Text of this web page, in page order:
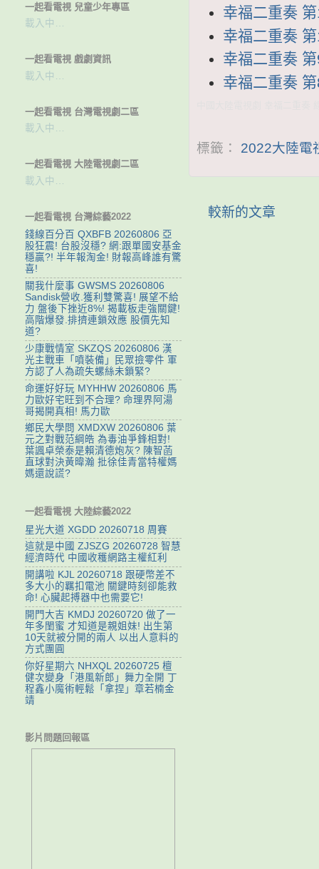
幸福二重奏
幸福二重奏
幸福二重奏
幸福二重奏
標籤： 2022大陸電
較新的文章
一起看電視 兒童少年專區
載入中…
一起看電視 戲劇資訊
載入中…
一起看電視 台灣電視劇二區
載入中…
一起看電視 大陸電視劇二區
載入中…
一起看電視 台灣綜藝2022
錢線百分百 QXBFB 20260806 亞
股狂震! 台股沒穩? 網:跟單國安基金
穩贏?! 半年報淘金! 財報高峰誰有驚
喜!
關我什麼事 GWSMS 20260806
Sandisk營收.獲利雙驚喜! 展望不給
力 盤後下挫近8%! 揭載板走強關鍵!
高階爆發.排擠連鎖效應 股價先知
道?
少康戰情室 SKZQS 20260806 漢
光主戰車「噴裝備」民眾撿零件 軍
方認了人為疏失螺絲未鎖緊?
命運好好玩 MYHHW 20260806 馬
力歐好宅旺到不合理? 命理界阿湯
哥揭開真相! 馬力歐
鄉民大學問 XMDXW 20260806 葉
元之對戰范綱皓 為毒油爭鋒相對!
葉諷卓榮泰是賴清德炮灰? 陳智菡
直球對決黃暐瀚 批徐佳青當特權媽
媽還說謊?
一起看電視 大陸綜藝2022
星光大道 XGDD 20260718 周賽
這就是中國 ZJSZG 20260728 智慧
經濟時代 中國收穫網路主權紅利
開講啦 KJL 20260718 跟硬幣差不
多大小的羈扣電池 關鍵時刻卻能救
命! 心臟起搏器中也需要它!
開門大吉 KMDJ 20260720 做了一
年多閨蜜 才知道是親姐妹! 出生第
10天就被分開的兩人 以出人意料的
方式團圓
你好星期六 NHXQL 20260725 檀
健次變身「港風新郎」舞力全開 丁
程鑫小魔術輕鬆「拿捏」章若楠金
靖
影片問題回報區